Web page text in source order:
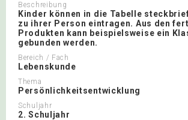
Beschreibung
Kinder können in die Tabelle
zu ihrer Person eintragen. Aus den
Produkten kann beispielsweise ein
gebunden werden.
Bereich / Fach
Lebenskunde
Thema
Persönlichkeitsentwicklung
Schuljahr
2. Schuljahr